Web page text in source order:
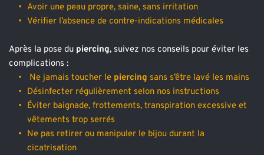
Avoir une peau propre, saine, sans irritation
Vérifier l’absence de contre-indications médicales
Après la pose du piercing, suivez nos conseils pour éviter les
complications :
Ne jamais toucher le piercing sans s’être lavé les mains
Désinfecter régulièrement selon nos instructions
Éviter baignade, frottements, transpiration excessive et
vêtements trop serrés
Ne pas retirer ou manipuler le bijou durant la
cicatrisation